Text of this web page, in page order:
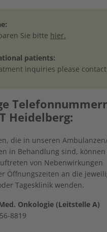
Sie bitte hier.
patients:
inquiries please
Heidelberg:
die in unseren
in Behandlung sind, können
von Nebenwirkungen
Öffnungszeiten an die
Tagesklinik wenden.
Onkologie (Leitstelle A)
8819